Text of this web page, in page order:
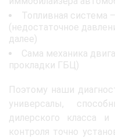
Топливная система
(недостаточное
далее)
Сама механика
прокладки ГБЦ)
Поэтому наши
универсалы,
дилерского класса и
контроля точно